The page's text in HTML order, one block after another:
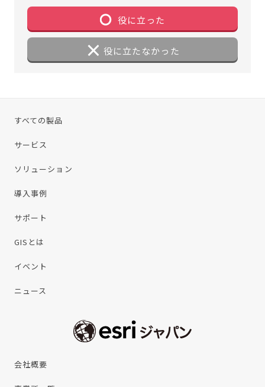
役に立った
役に立たなかった
すべての製品
サービス
ソリューション
導入事例
サポート
GISとは
イベント
ニュース
会社概要